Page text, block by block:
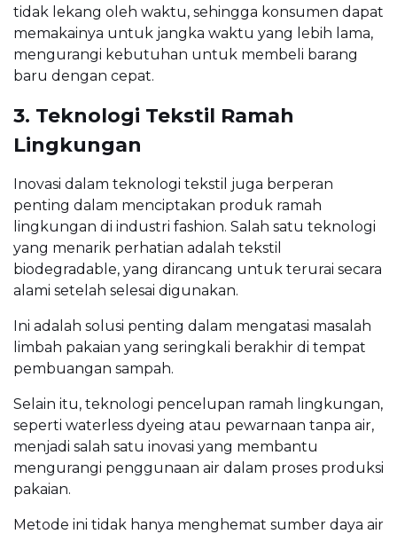
tidak lekang oleh waktu, sehingga konsumen dapat
memakainya untuk jangka waktu yang lebih lama,
mengurangi kebutuhan untuk membeli barang
baru dengan cepat.
3. Teknologi Tekstil Ramah
Lingkungan
Inovasi dalam teknologi tekstil juga berperan
penting dalam menciptakan produk ramah
lingkungan di industri fashion. Salah satu teknologi
yang menarik perhatian adalah tekstil
biodegradable, yang dirancang untuk terurai secara
alami setelah selesai digunakan.
Ini adalah solusi penting dalam mengatasi masalah
limbah pakaian yang seringkali berakhir di tempat
pembuangan sampah.
Selain itu, teknologi pencelupan ramah lingkungan,
seperti waterless dyeing atau pewarnaan tanpa air,
menjadi salah satu inovasi yang membantu
mengurangi penggunaan air dalam proses produksi
pakaian.
Metode ini tidak hanya menghemat sumber daya air